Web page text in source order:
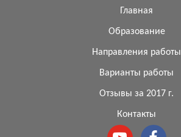
Главная
Образование
Направления работы
Варианты работы
Отзывы за 2017 г.
Контакты